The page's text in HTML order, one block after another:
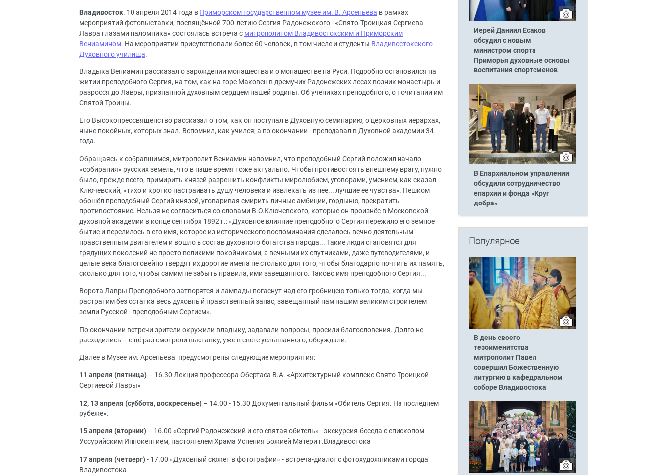
Владивосток. 10 апреля 2014 года в Приморском государственном музее им. В. Арсеньева в рамках
мероприятий фотовыставки, посвящённой 700-летию Сергия Радонежского - «Свято-Троицкая Сергиева
Лавра глазами паломника» состоялась встреча с митрополитом Владивостокским и Приморским
Вениамином. На мероприятии присутствовали более 60 человек, в том числе и студенты Владивостокского
Духовного училища.
Владыка Вениамин рассказал о зарождении монашества и о монашестве на Руси. Подробно остановился на
житии преподобного Сергия, на том, как на горе Маковец в дремучих Радонежских лесах возник монастырь и
разросся до Лавры, признанной духовным сердцем нашей родины. Об учениках преподобного, о почитании им
Святой Троицы.
Его Высокопреосвященство рассказал о том, как он поступал в Духовную семинарию, о церковных иерархах,
ныне покойных, которых знал. Вспомнил, как учился, а по окончании - преподавал в Духовной академии 34
года.
Обращаясь к собравшимся, митрополит Вениамин напомнил, что преподобный Сергий положил начало
«собирания» русских земель, что в наше время тоже актуально. Чтобы противостоять внешнему врагу, нужно
было, прежде всего, примирить князей разрешить конфликты миролюбием, уговорами, умением, как сказал
Ключевский, «тихо и кротко настраивать душу человека и извлекать из нее... лучшие ее чувства». Пешком
обошёл преподобный Сергий князей, уговаривая смирить личные амбиции, гордыню, прекратить
противостояние. Нельзя не согласиться со словами В.О.Ключевского, которые он произнёс в Московской
духовной академии в конце сентября 1892 г.: «Духовное влияние преподобного Сергия пережило его земное
бытие и перелилось в его имя, которое из исторического воспоминания сделалось вечно деятельным
нравственным двигателем и вошло в состав духовного богатства народа... Такие люди становятся для
грядущих поколений не просто великими покойниками, а вечными их спутниками, даже путеводителями, и
целые века благоговейно твердят их дорогие имена не столько для того, чтобы благодарно почтить их память,
сколько для того, чтобы самим не забыть правила, ими завещанного. Таково имя преподобного Сергия...
Ворота Лавры Преподобного затворятся и лампады погаснут над его гробницею только тогда, когда мы
растратим без остатка весь духовный нравственный запас, завещанный нам нашим великим строителем
земли Русской - преподобным Сергием».
По окончании встречи зрители окружили владыку, задавали вопросы, просили благословения. Долго не
расходились – ещё раз смотрели выставку, уже в свете услышанного, обсуждали.
Далее в Музее им. Арсеньева предусмотрены следующие мероприятия:
11 апреля (пятница) – 16.30 Лекция профессора Обертаса В.А. «Архитектурный комплекс Свято-Троицкой
Сергиевой Лавры»
12, 13 апреля (суббота, воскресенье) – 14.00 - 15.30 Документальный фильм «Обитель Сергия. На последнем
рубеже».
15 апреля (вторник) – 16.00 «Сергий Радонежский и его святая обитель» - экскурсия-беседа с епископом
Уссурийским Иннокентием, настоятелем Храма Успения Божией Матери г.Владивостока
17 апреля (четверг)- 17.00 «Духовный сюжет в фотографии» - встреча-диалог с фотохудожниками города
Владивостока
Иерей Даниил Есаков
обсудил с новым
министром спорта
Приморья духовные основы
воспитания спортсменов
В Епархиальном управлении
обсудили сотрудничество
епархии и фонда «Круг
добра»
Популярное
В день своего
тезоименитства
митрополит Павел
совершил Божественную
литургию в кафедральном
соборе Владивостока